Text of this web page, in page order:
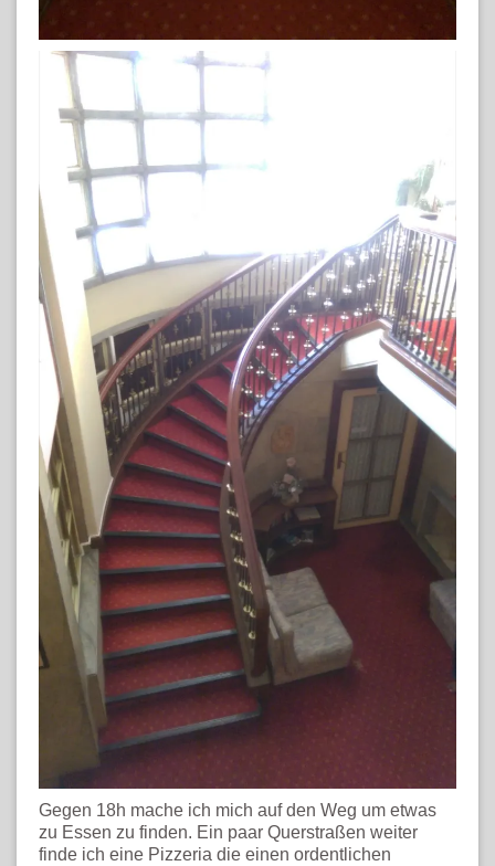
Gegen 18h mache ich mich auf den Weg um etwas
zu Essen zu finden. Ein paar Querstraßen weiter
finde ich eine Pizzeria die einen ordentlichen